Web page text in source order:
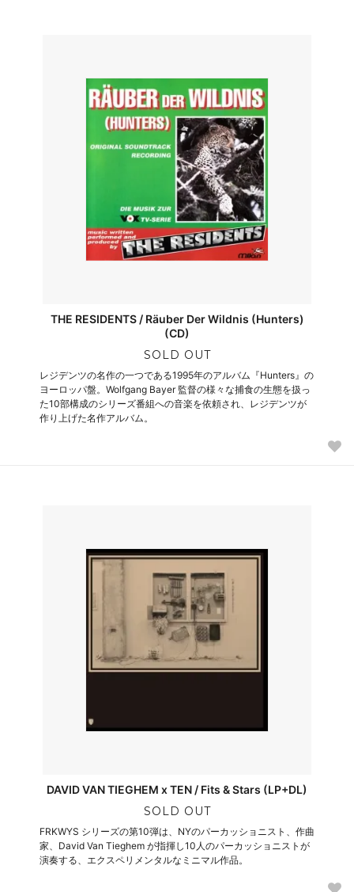
THE RESIDENTS / Räuber Der Wildnis (Hunters)
(CD)
SOLD OUT
レジデンツの名作の一つである1995年のアルバム『Hunters』の
ヨーロッパ盤。Wolfgang Bayer 監督の様々な捕食の生態を扱っ
た10部構成のシリーズ番組への音楽を依頼され、レジデンツが
作り上げた名作アルバム。
DAVID VAN TIEGHEM x TEN / Fits & Stars (LP+DL)
SOLD OUT
FRKWYS シリーズの第10弾は、NYのパーカッショニスト、作曲
家、David Van Tieghem が指揮し10人のパーカッショニストが
演奏する、エクスペリメンタルなミニマル作品。